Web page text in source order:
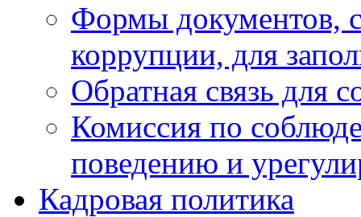
Формы документов,
коррупции, для
Обратная связь для
Комиссия по
поведению и
Кадровая политика